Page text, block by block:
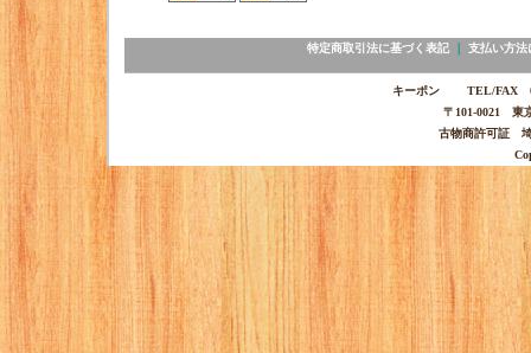
特定商取引法に基づく表記｜ 支払い方法
キーポン TEL/FAX
〒101-0021 東
古物商許可証